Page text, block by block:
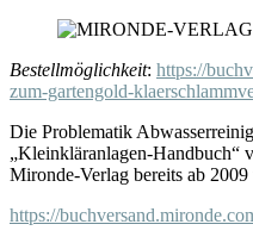
Bestellmöglichkeit: https://
zum-gartengold-
Die Problematik
„Kleinkläranlagen-Handbuch“
Mironde-Verlag bereits ab
https://